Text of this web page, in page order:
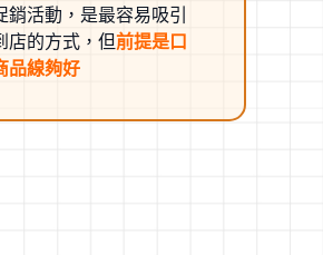
銷活動，是最容易吸引
店的方式，但前提是口
品線夠好